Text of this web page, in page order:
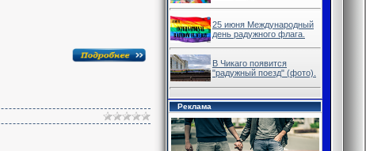
25 июня Международный
день радужного флага.
В Чикаго появится
"радужный поезд" (фото).
Реклама